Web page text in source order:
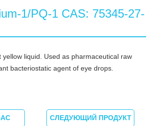
1/PQ-1 CAS: 75345-27-
yellow liquid. Used as pharmaceutical raw
bacteriostatic agent of eye drops.
СЛЕДУЮЩИЙ ПРОДУКТ